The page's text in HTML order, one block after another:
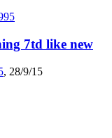
7td like new
, 28/9/15